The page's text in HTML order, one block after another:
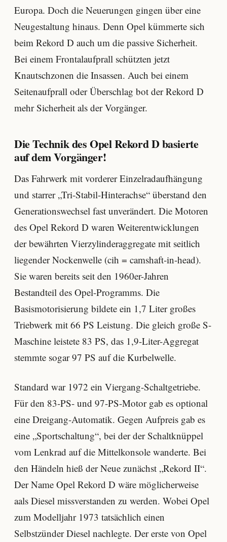
Europa. Doch die Neuerungen gingen über eine
Neugestaltung hinaus. Denn Opel kümmerte sich
beim Rekord D auch um die passive Sicherheit.
Bei einem Frontalaufprall schützten jetzt
Knautschzonen die Insassen. Auch bei einem
Seitenaufprall oder Überschlag bot der Rekord D
mehr Sicherheit als der Vorgänger.
Die Technik des Opel Rekord D basierte
auf dem Vorgänger!
Das Fahrwerk mit vorderer Einzelradaufhängung
und starrer „Tri-Stabil-Hinterachse“ überstand den
Generationswechsel fast unverändert. Die Motoren
des Opel Rekord D waren Weiterentwicklungen
der bewährten Vierzylinderaggregate mit seitlich
liegender Nockenwelle (cih = camshaft-in-head).
Sie waren bereits seit den 1960er-Jahren
Bestandteil des Opel-Programms. Die
Basismotorisierung bildete ein 1,7 Liter großes
Triebwerk mit 66 PS Leistung. Die gleich große S-
Maschine leistete 83 PS, das 1,9-Liter-Aggregat
stemmte sogar 97 PS auf die Kurbelwelle.
Standard war 1972 ein Viergang-Schaltgetriebe.
Für den 83-PS- und 97-PS-Motor gab es optional
eine Dreigang-Automatik. Gegen Aufpreis gab es
eine „Sportschaltung“, bei der der Schaltknüppel
vom Lenkrad auf die Mittelkonsole wanderte. Bei
den Händeln hieß der Neue zunächst „Rekord II“.
Der Name Opel Rekord D wäre möglicherweise
aals Diesel missverstanden zu werden. Wobei Opel
zum Modelljahr 1973 tatsächlich einen
Selbstzünder Diesel nachlegte. Der erste von Opel